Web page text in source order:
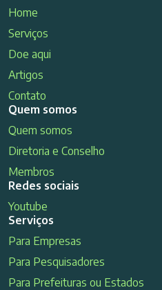
Home
Serviços
Doe aqui
Artigos
Contato
Quem somos
Quem somos
Diretoria e Conselho
Membros
Redes sociais
Youtube
Serviços
Para Empresas
Para Pesquisadores
Para Prefeituras ou Estados